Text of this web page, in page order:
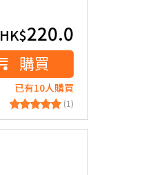
HK$220.0
購買
已有10人購買
(1)